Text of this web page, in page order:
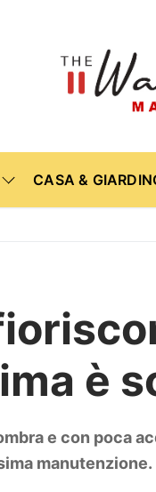
CASA &
è
e con poca
manutenzione.